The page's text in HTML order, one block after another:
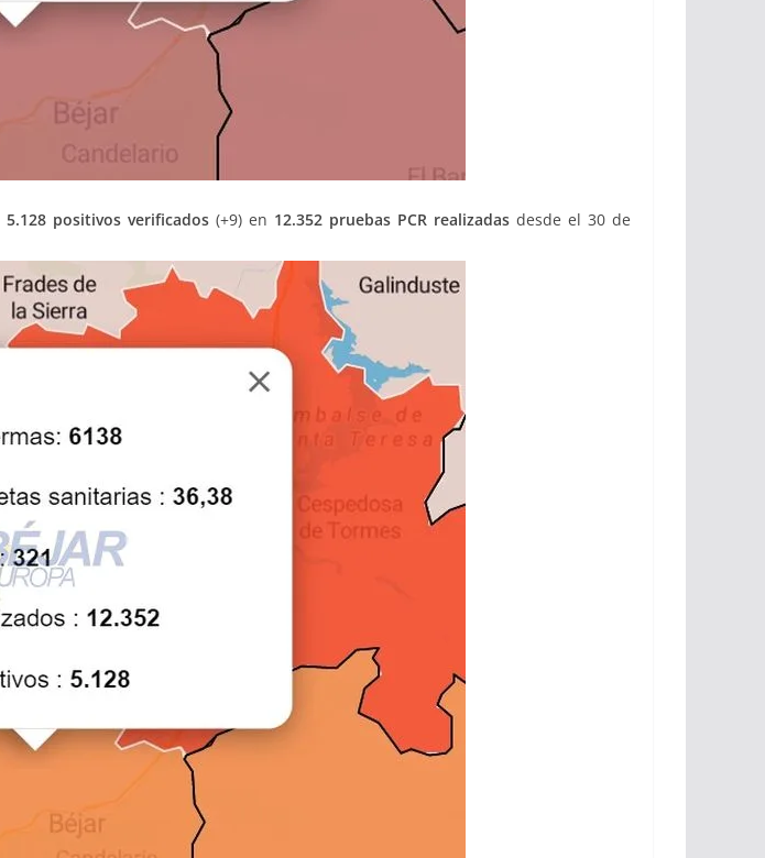
5.128 positivos verificados (+9) en 12.352 pruebas PCR realizadas desde el 30 de